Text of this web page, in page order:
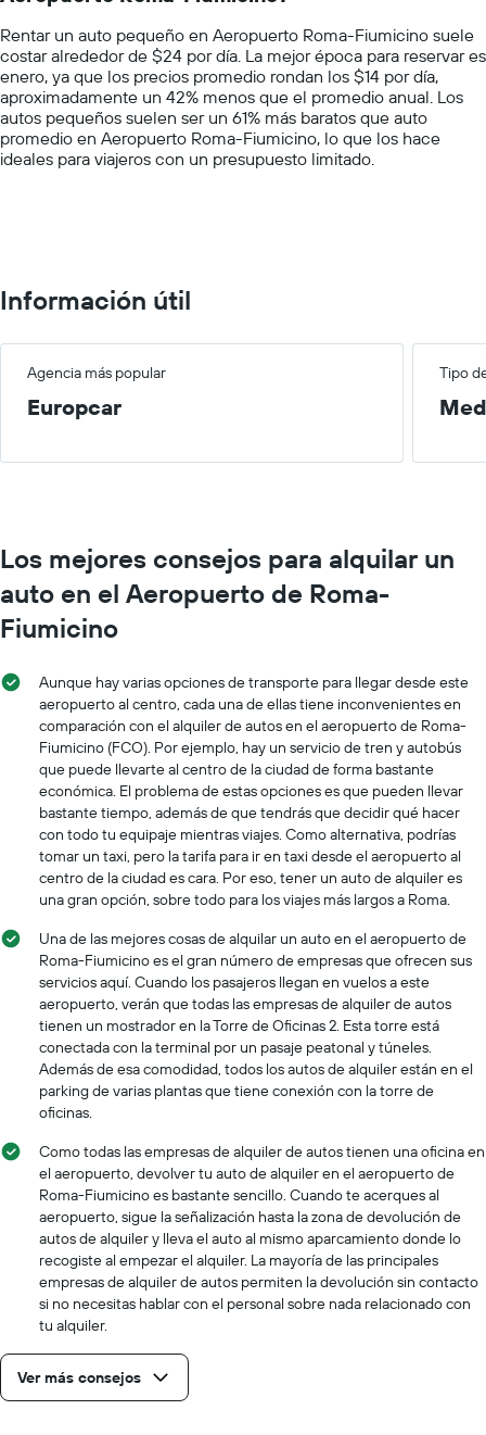
has
1
Y
axis
displaying
values.
Range:
Rentar un auto pequeño en Aeropuerto Roma-Fiumicino suele
costar alrededor de $24 por día. La mejor época para reservar es
enero, ya que los precios promedio rondan los $14 por día,
aproximadamente un 42% menos que el promedio anual. Los
autos pequeños suelen ser un 61% más baratos que auto
promedio en Aeropuerto Roma-Fiumicino, lo que los hace
ideales para viajeros con un presupuesto limitado.
Información útil
Agencia más popular Tipo
Europcar
Los mejores consejos para alquilar un
auto en el Aeropuerto de Roma-
Fiumicino
Aunque hay varias opciones de transporte para llegar desde este
aeropuerto al centro, cada una de ellas tiene inconvenientes en
comparación con el alquiler de autos en el aeropuerto de Roma-
Fiumicino (FCO). Por ejemplo, hay un servicio de tren y autobús
que puede llevarte al centro de la ciudad de forma bastante
económica. El problema de estas opciones es que pueden llevar
bastante tiempo, además de que tendrás que decidir qué hacer
con todo tu equipaje mientras viajes. Como alternativa, podrías
tomar un taxi, pero la tarifa para ir en taxi desde el aeropuerto al
centro de la ciudad es cara. Por eso, tener un auto de alquiler es
una gran opción, sobre todo para los viajes más largos a Roma.
Una de las mejores cosas de alquilar un auto en el aeropuerto de
Roma-Fiumicino es el gran número de empresas que ofrecen sus
servicios aquí. Cuando los pasajeros llegan en vuelos a este
aeropuerto, verán que todas las empresas de alquiler de autos
tienen un mostrador en la Torre de Oficinas 2. Esta torre está
conectada con la terminal por un pasaje peatonal y túneles.
Además de esa comodidad, todos los autos de alquiler están en el
parking de varias plantas que tiene conexión con la torre de
oficinas.
Como todas las empresas de alquiler de autos tienen una oficina en
el aeropuerto, devolver tu auto de alquiler en el aeropuerto de
Roma-Fiumicino es bastante sencillo. Cuando te acerques al
aeropuerto, sigue la señalización hasta la zona de devolución de
autos de alquiler y lleva el auto al mismo aparcamiento donde lo
recogiste al empezar el alquiler. La mayoría de las principales
empresas de alquiler de autos permiten la devolución sin contacto
si no necesitas hablar con el personal sobre nada relacionado con
tu alquiler.
Ver más consejos